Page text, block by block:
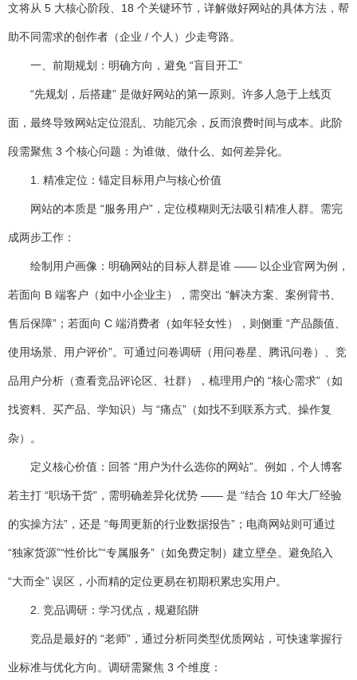
文将从 5 大核心阶段、18 个关键环节，详解做好网站的具体方法，帮
助不同需求的创作者（企业 / 个人）少走弯路。
一、前期规划：明确方向，避免 “盲目开工”
“先规划，后搭建” 是做好网站的第一原则。许多人急于上线页
面，最终导致网站定位混乱、功能冗余，反而浪费时间与成本。此阶
段需聚焦 3 个核心问题： 为谁做、做什么、如何差异化。
1. 精准定位：锚定目标用户与核心价值
网站的本质是 “服务用户”，定位模糊则无法吸引精准人群。需完
成两步工作：
绘制用户画像 ：明确网站的目标人群是谁 —— 以企业官网为例，
若面向 B 端客户（如中小企业主），需突出 “解决方案、案例背书、
售后保障”；若面向 C 端消费者（如年轻女性），则侧重 “产品颜值、
使用场景、用户评价”。可通过问卷调研（用问卷星、腾讯问卷）、竞
品用户分析（查看竞品评论区、社群），梳理用户的 “核心需求”（如
找资料、买产品、学知识）与 “痛点”（如找不到联系方式、操作复
杂）。
定义核心价值 ：回答 “用户为什么选你的网站”。例如，个人博客
若主打 “职场干货”，需明确差异化优势 —— 是 “结合 10 年大厂经验
的实操方法”，还是 “每周更新的行业数据报告”；电商网站则可通过
“独家货源”“性价比”“专属服务”（如免费定制）建立壁垒。避免陷入
“大而全” 误区，小而精的定位更易在初期积累忠实用户。
2. 竞品调研：学习优点，规避陷阱
竞品是最好的 “老师”，通过分析同类型优质网站，可快速掌握行
业标准与优化方向。调研需聚焦 3 个维度：